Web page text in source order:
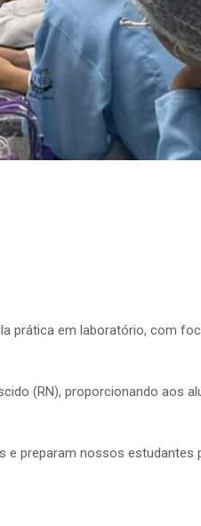
prática em laboratório, com
(RN), proporcionando aos
preparam nossos estudantes